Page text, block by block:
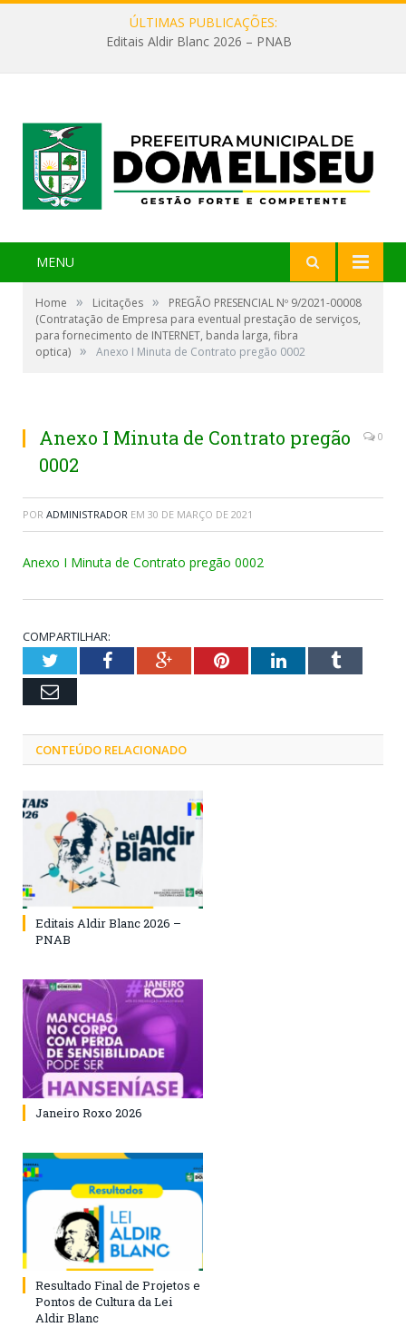
ÚLTIMAS PUBLICAÇÕES:
Editais Aldir Blanc 2026 – PNAB
MENU
Home » Licitações »
PREGÃO PRESENCIAL Nº 9/2021-00008
(Contratação de Empresa para eventual prestação de serviços,
para fornecimento de INTERNET, banda larga, fibra
optica) » Anexo I Minuta de Contrato pregão 0002
Anexo I Minuta de Contrato pregão
0002
0
POR ADMINISTRADOR EM 30 DE MARÇO DE 2021
Anexo I Minuta de Contrato pregão 0002
COMPARTILHAR:
TwitterFacebookGoogle+PinterestLinkedInTumblr
Email
CONTEÚDO RELACIONADO
Editais Aldir Blanc 2026 –
PNAB
Janeiro Roxo 2026
Resultado Final de Projetos e
Pontos de Cultura da Lei
Aldir Blanc